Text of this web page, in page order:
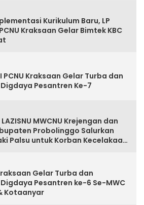
Kurikulum Baru, LP
Kraksaan Gelar Bimtek KBC
PCNU Kraksaan Gelar Turba dan
Pesantren Ke-7
MWCNU Krejengan dan
Probolinggo Salurkan
Palsu untuk Korban Kecelakaan
Gelar Turba dan
Pesantren ke-6 Se-MWC
Kotaanyar